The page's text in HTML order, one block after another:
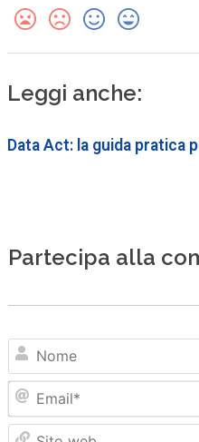
Leggi anche:
Data Act: la guida pratica
Partecipa alla